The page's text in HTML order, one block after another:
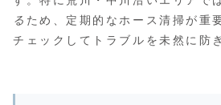
る ため、定期的なホース清掃が重
チェックしてトラブルを未然に防